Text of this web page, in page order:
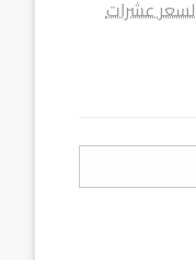
عشرات